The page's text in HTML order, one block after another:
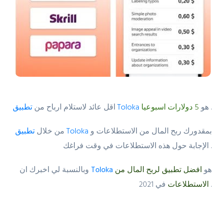
اقل عائد لاستلام ارباح من تطبيق Toloka هو 5 دولارات اسبوعيا .
من خلال تطبيق Toloka
الإجابة حول هذه الاستطلاعات في وقت فراغك .
Toloka هو افضل تطبيق لربح المال من
الاستطلاعات في 2021 .